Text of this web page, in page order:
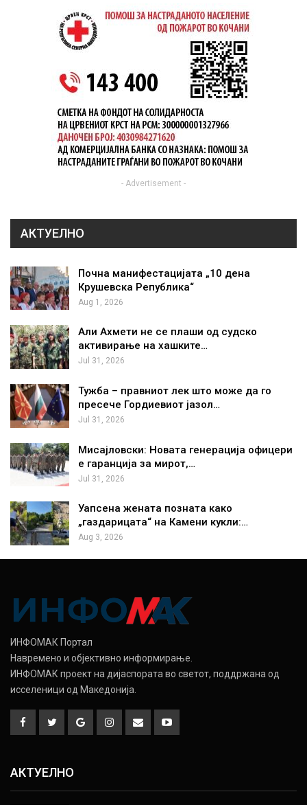
- Advertisement -
АКТУЕЛНО
Почна манифестацијата „10 дена
Крушевска Република“
Aug 1, 2026
Али Ахмети не се плаши од судско
активирање на хашките…
Jul 31, 2026
Тужба – правниот лек што може да го
пресече Гордиевиот јазол…
Jul 31, 2026
Мисајловски: Новата генерација офицери
е гаранција за мирот,…
Jul 31, 2026
Уапсена жената позната како
„газдарицата“ на Камени кукли:…
Aug 3, 2026
ИНФОМАК Портал
Навремено и објективно информирање.
ИНФОМАК проект на дијаспората во светот, поддржана од
исселеници од Македонија.
АКТУЕЛНО